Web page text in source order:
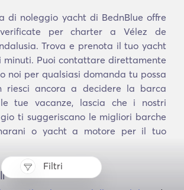
Filtri
di noleggio yacht di BednBlue offre
per charter a Vélez de
Trova e prenota il tuo yacht
minuti. Puoi contattare direttamente
noi per qualsiasi domanda tu possa
riesci ancora a decidere la barca
tue vacanze, lascia che i nostri
ti suggeriscano le migliori barche
o yacht a motore per il tuo